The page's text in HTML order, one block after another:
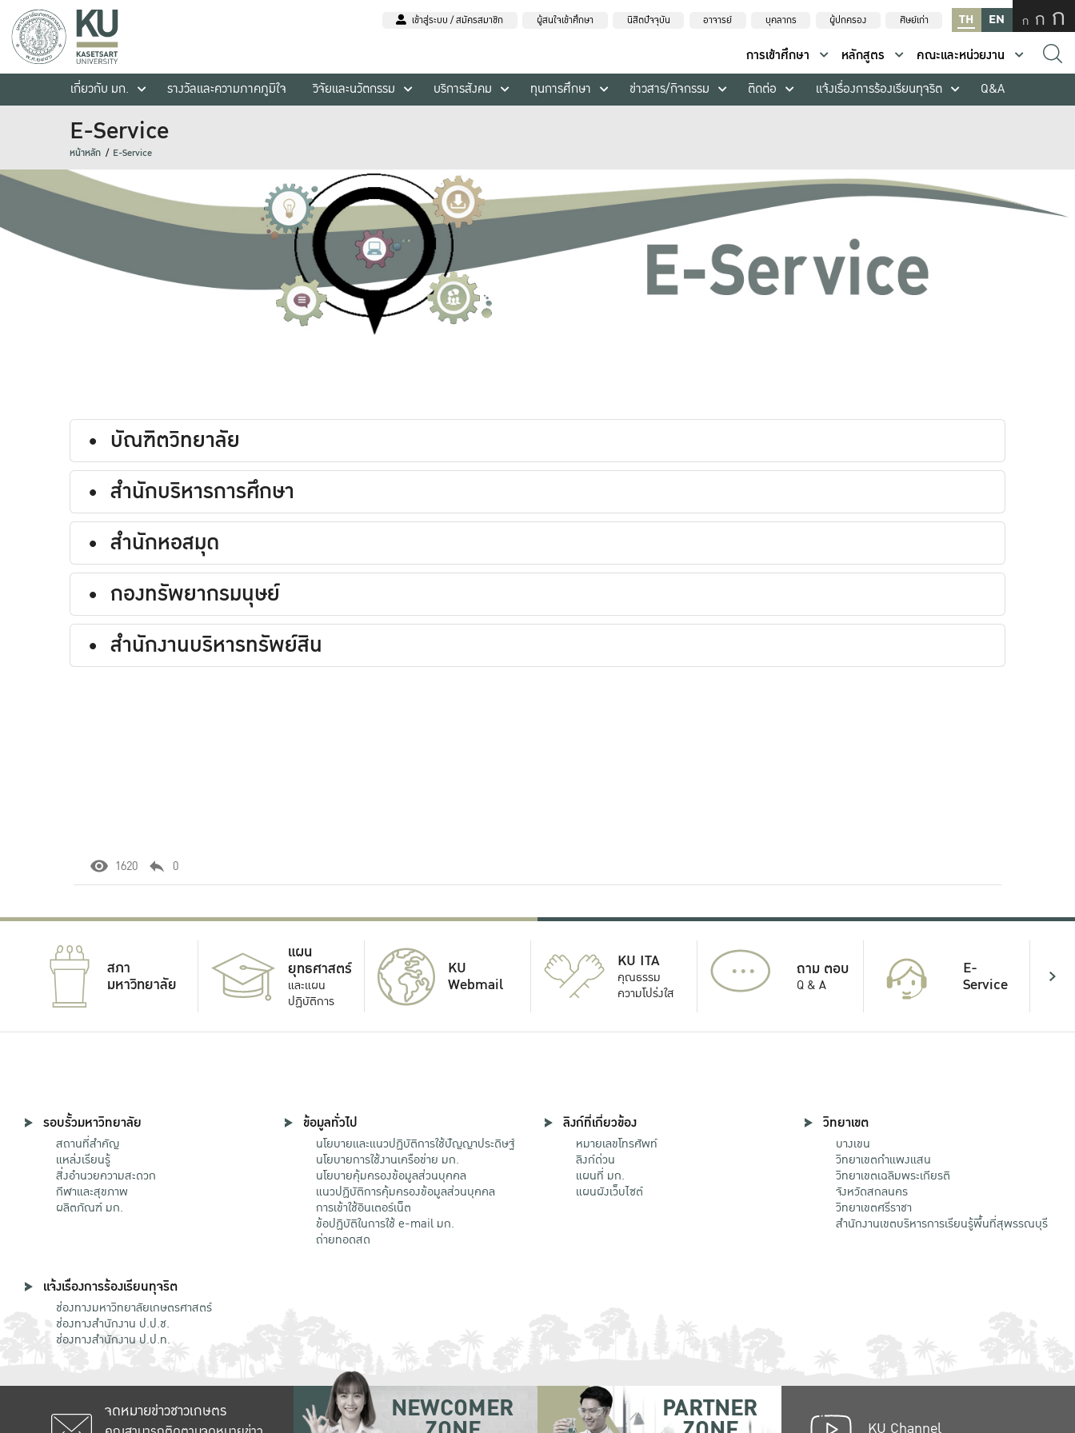
เข้าสู่ระบบ / สมัครสมาชิก ผู้สนใจเข้าศึกษา นิสิตปัจจุบัน อาจารย์ บุคลากร ผู้ปกครอง ศิษย์เก่า TH EN ก ก ก
การเข้าศึกษา หลักสูตร
คณะและหน่วยงาน
เกี่ยวกับ มก.
รางวัลและความภาคภูมิใจ วิจัยและนวัตกรรม บริการสังคม ทุนการศึกษา ข่าวสาร/กิจกรรม ติดต่อ แจ้งเรื่องการร้องเรียนทุจริต Q&A
E-Service
หน้าหลัก E-Service
บัณฑิตวิทยาลัย
สำนักบริหารการศึกษา
สำนักหอสมุด
กองทรัพยากรมนุษย์
สำนักงานบริหารทรัพย์สิน
1620 0
สภา
มหาวิทยาลัย
แผน
ยุทธศาสตร์
และแผน
ปฏิบัติการ
KU
Webmail
KU ITA
คุณธรรม
ความโปร่งใส
... ถาม ตอบ
Q & A
E-
Service
รอบรั้วมหาวิทยาลัย
สถานที่สำคัญ
แหล่งเรียนรู้
สิ่งอำนวยความสะดวก
กีฬาและสุขภาพ
ผลิตภัณฑ์ มก.
ข้อมูลทั่วไป
นโยบายและแนวปฏิบัติการใช้ปัญญาประดิษฐ์
นโยบายการใช้งานเครือข่าย มก.
นโยบายคุ้มครองข้อมูลส่วนบุคคล
แนวปฏิบัติการคุ้มครองข้อมูลส่วนบุคคล
การเข้าใช้อินเตอร์เน็ต
ข้อปฏิบัติในการใช้ e-mail มก.
ถ่ายทอดสด
ลิงก์ที่เกี่ยวข้อง
หมายเลขโทรศัพท์
ลิงก์ด่วน
แผนที่ มก.
แผนผังเว็บไซต์
วิทยาเขต
บางเขน
วิทยาเขตกําแพงแสน
วิทยาเขตเฉลิมพระเกียรติ
จังหวัดสกลนคร
วิทยาเขตศรีราชา
สำนักงานเขตบริหารการเรียนรู้พื้นที่สุพรรณบุรี
แจ้งเรื่องการร้องเรียนทุจริต
ช่องทางมหาวิทยาลัยเกษตรศาสตร์
ช่องทางสำนักงาน ป.ป.ช.
ช่องทางสำนักงาน ป.ป.ท.
จดหมายข่าวชาวเกษตร NEWCOMER PARTNER